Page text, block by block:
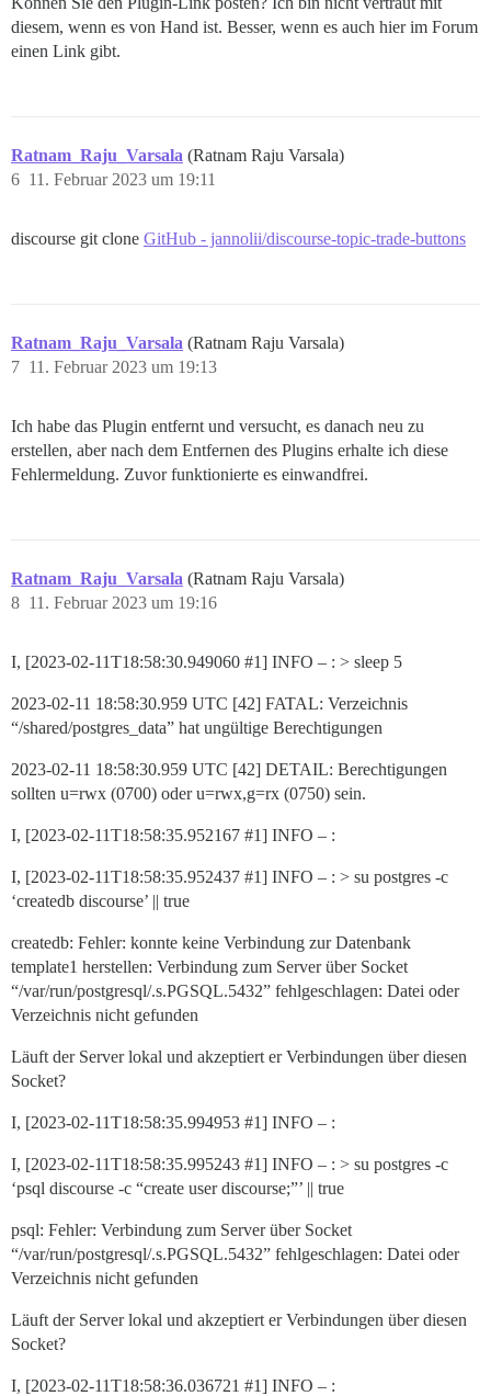
Pups::ExecError: su postgres -c 'psql discourse -c
Location of failure: /usr/local/lib/ruby/gems/3.1.0/
exec failed with the params "su postgres -c 'psql
diesem, wenn es von Hand ist. Besser, wenn es auch hier im Forum
einen Link gibt.
Ratnam_Raju_Varsala (Ratnam Raju Varsala)
11. Februar 2023 um 19:11
6
discourse git clone GitHub - jannolii/discourse-topic-trade-buttons
Ratnam_Raju_Varsala (Ratnam Raju Varsala)
11. Februar 2023 um 19:13
7
Ich habe das Plugin entfernt und versucht, es danach neu zu
erstellen, aber nach dem Entfernen des Plugins erhalte ich diese
Fehlermeldung. Zuvor funktionierte es einwandfrei.
Ratnam_Raju_Varsala (Ratnam Raju Varsala)
11. Februar 2023 um 19:16
8
I, [2023-02-11T18:58:30.949060 #1] INFO – : > sleep 5
2023-02-11 18:58:30.959 UTC [42] FATAL: Verzeichnis
“/shared/postgres_data” hat ungültige Berechtigungen
2023-02-11 18:58:30.959 UTC [42] DETAIL: Berechtigungen
sollten u=rwx (0700) oder u=rwx,g=rx (0750) sein.
I, [2023-02-11T18:58:35.952167 #1] INFO – :
I, [2023-02-11T18:58:35.952437 #1] INFO – : > su postgres -c
‘createdb discourse’ || true
createdb: Fehler: konnte keine Verbindung zur Datenbank
template1 herstellen: Verbindung zum Server über Socket
“/var/run/postgresql/.s.PGSQL.5432” fehlgeschlagen: Datei oder
Verzeichnis nicht gefunden
Läuft der Server lokal und akzeptiert er Verbindungen über diesen
Socket?
I, [2023-02-11T18:58:35.994953 #1] INFO – :
I, [2023-02-11T18:58:35.995243 #1] INFO – : > su postgres -c
‘psql discourse -c “create user discourse;”’ || true
psql: Fehler: Verbindung zum Server über Socket
“/var/run/postgresql/.s.PGSQL.5432” fehlgeschlagen: Datei oder
Verzeichnis nicht gefunden
Läuft der Server lokal und akzeptiert er Verbindungen über diesen
Socket?
I, [2023-02-11T18:58:36.036721 #1] INFO – :